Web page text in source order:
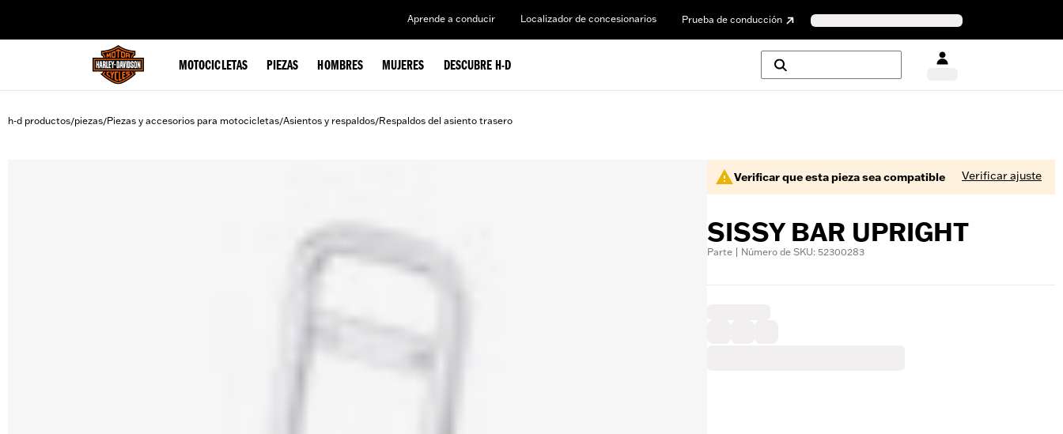
Aprende a conducir Localizador de concesionarios Prueba de conducción
MOTOCICLETAS PIEZAS HOMBRES MUJERES DESCUBRE H-D
h-d productos/piezas/Piezas y accesorios para motocicletas/Asientos y respaldos/Respaldos del asiento trasero
Verificar que esta pieza sea compatible Verificar ajuste
SISSY BAR UPRIGHT
Parte | Número de SKU: 52300283